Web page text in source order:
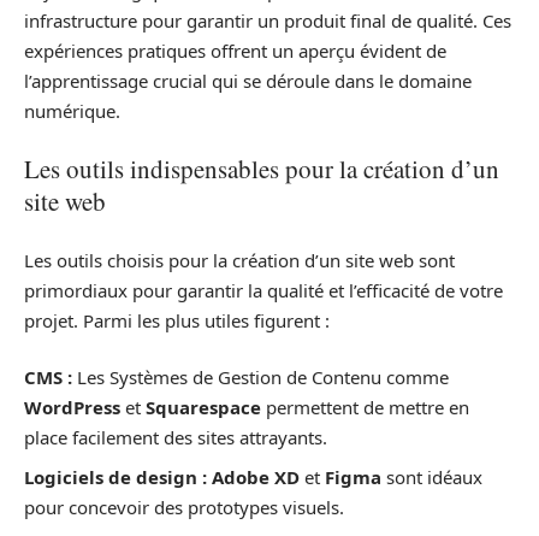
infrastructure pour garantir un produit final de qualité. Ces
expériences pratiques offrent un aperçu évident de
l’apprentissage crucial qui se déroule dans le domaine
numérique.
Les outils indispensables pour la création d’un
site web
Les outils choisis pour la création d’un site web sont
primordiaux pour garantir la qualité et l’efficacité de votre
projet. Parmi les plus utiles figurent :
CMS : Les Systèmes de Gestion de Contenu comme
WordPress et Squarespace permettent de mettre en
place facilement des sites attrayants.
Logiciels de design : Adobe XD et Figma sont idéaux
pour concevoir des prototypes visuels.